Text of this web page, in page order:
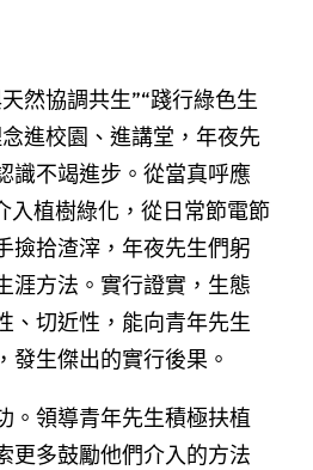
然協調共生”“踐行綠色生
進校園、進講堂，年夜先
識不竭進步。從當真呼應
入植樹綠化，從日常節電節
撿拾渣滓，年夜先生們躬
涯方法。實行證實，生態
、切近性，能向青年先生
發生傑出的實行後果。
。領導青年先生積極扶植
更多鼓勵他們介入的方法